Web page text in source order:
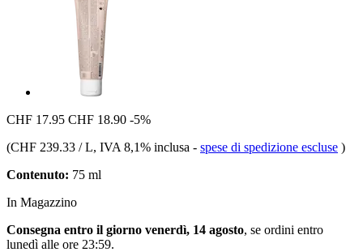
CHF 17.95 CHF 18.90 -5%
(CHF 239.33 / L, IVA 8,1% inclusa - spese di spedizione escluse )
Contenuto: 75 ml
In Magazzino
Consegna entro il giorno venerdì, 14 agosto, se ordini entro
lunedì alle ore 23:59.